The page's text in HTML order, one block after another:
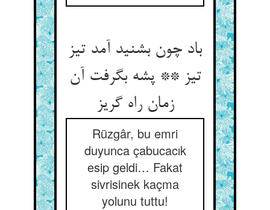
باد چون بشنید آمد تیز
تیز ** پشه بگرفت آن
زمان راه گریز
Rüzgâr, bu emri
duyunca çabucacık
esip geldi… Fakat
sivrisinek kaçma
yolunu tuttu!